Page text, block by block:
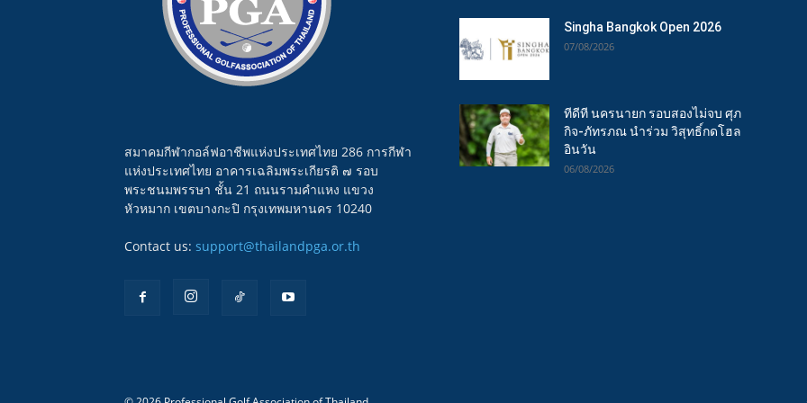
สมาคมกีฬากอล์ฟอาชีพแห่งประเทศไทย 286 การกีฬา
แห่งประเทศไทย อาคารเฉลิมพระเกียรติ ๗ รอบ
พระชนมพรรษา ชั้น 21 ถนนรามคำแหง แขวง
หัวหมาก เขตบางกะปิ กรุงเทพมหานคร 10240
Contact us: support@thailandpga.or.th
Singha Bangkok Open 2026
07/08/2026
ทีดีที นครนายก รอบสองไม่จบ ศุภ
กิจ-ภัทรภณ นำร่วม วิสุทธิ์กดโฮล
อินวัน
06/08/2026